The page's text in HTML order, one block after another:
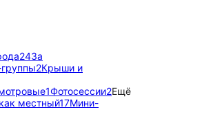
24За
2Крыши и
1Фотосессии2Ещё
местный17Мини-